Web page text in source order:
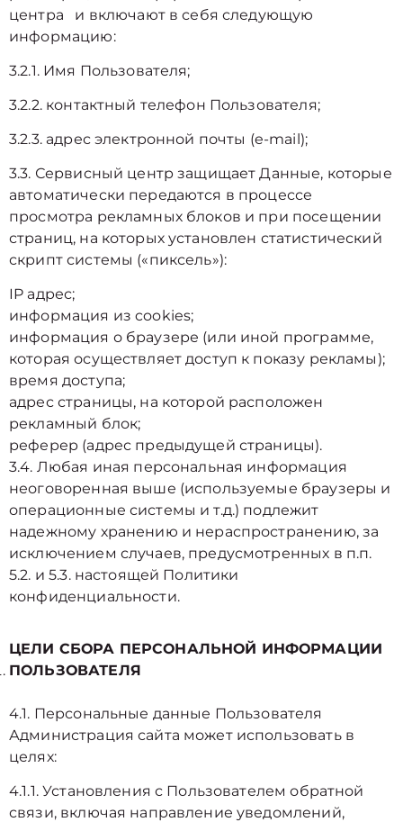
центра и включают в себя следующую
информацию:
3.2.1. Имя Пользователя;
3.2.2. контактный телефон Пользователя;
3.2.3. адрес электронной почты (e-mail);
3.3. Сервисный центр защищает Данные, которые
автоматически передаются в процессе
просмотра рекламных блоков и при посещении
страниц, на которых установлен статистический
скрипт системы («пиксель»):
IP адрес;
информация из cookies;
информация о браузере (или иной программе,
которая осуществляет доступ к показу рекламы);
время доступа;
адрес страницы, на которой расположен
рекламный блок;
реферер (адрес предыдущей страницы).
3.4. Любая иная персональная информация
неоговоренная выше (используемые браузеры и
операционные системы и т.д.) подлежит
надежному хранению и нераспространению, за
исключением случаев, предусмотренных в п.п.
5.2. и 5.3. настоящей Политики
конфиденциальности.
ЦЕЛИ СБОРА ПЕРСОНАЛЬНОЙ ИНФОРМАЦИИ
ПОЛЬЗОВАТЕЛЯ
4.1. Персональные данные Пользователя
Администрация сайта может использовать в
целях:
4.1.1. Установления с Пользователем обратной
связи, включая направление уведомлений,